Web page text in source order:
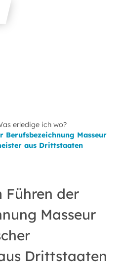
erledige ich wo?
Berufsbezeichnung Masseur
aus Drittstaaten
Führen der
Masseur
Drittstaaten